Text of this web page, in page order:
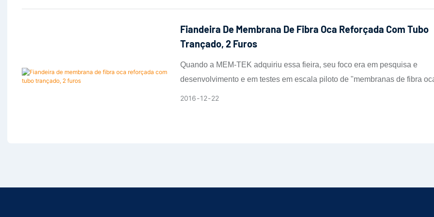
Fiandeira De Membrana De Fibra Oca Reforçada Com Tubo
Trançado, 2 Furos
Quando a MEM-TEK adquiriu essa fieira, seu foco era em pesquisa e
desenvolvimento e em testes em escala piloto de "membranas de fibra
reforçadas com tubo trançado", voltadas principalmente para o tratamento
2016 12 22